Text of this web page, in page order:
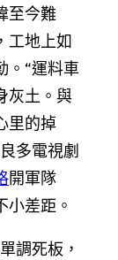
至今難
工地上如
。“運料車
灰土。與
里的掉
多電視劇
開軍隊
小差距。
調死板，